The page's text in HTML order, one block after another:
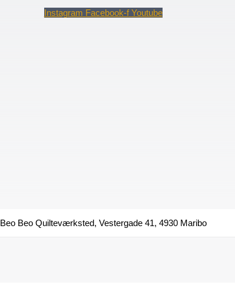
Instagram Facebook-f Youtube
Beo Beo Quilteværksted, Vestergade 41, 4930 Maribo